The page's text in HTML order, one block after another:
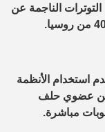
الناجمة عن
.
استخدام الأنظمة
عضوي حلف
مباشرة.